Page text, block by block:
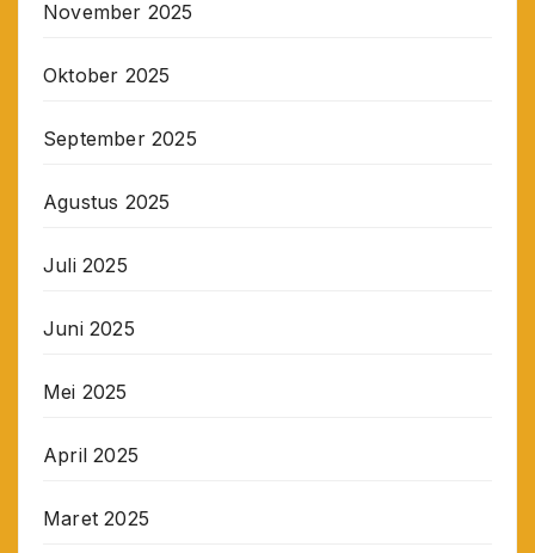
November 2025
Oktober 2025
September 2025
Agustus 2025
Juli 2025
Juni 2025
Mei 2025
April 2025
Maret 2025